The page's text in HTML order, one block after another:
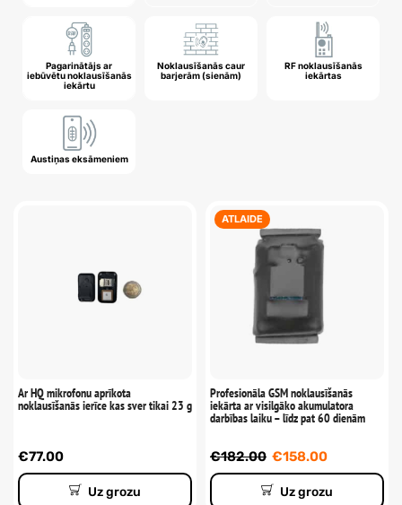
Pagarinātājs ar
iebūvētu noklausīšanās
iekārtu
Noklausīšanās caur
barjerām (sienām)
RF noklausīšanās
iekārtas
Austiņas eksāmeniem
Ar HQ mikrofonu aprīkota
noklausīšanās ierīce kas sver tikai 23 g
€77.00
Uz grozu
ATLAIDE
Profesionāla GSM noklausīšanās
iekārta ar visilgāko akumulatora
darbības laiku – līdz pat 60 dienām
€182.00 €158.00
Uz grozu